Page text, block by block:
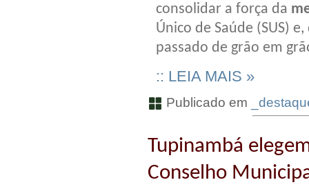
consolidar a força da
Único de Saúde (SUS)
passado de grão em
:: LEIA MAIS »
Publicado em
Tupinambá
Conselho